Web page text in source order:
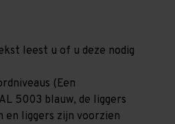
leest u of u deze nodig
(Een
5003 blauw, de liggers
liggers zijn voorzien